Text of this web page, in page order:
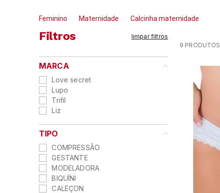
Feminino Maternidade Calcinha maternidade
Filtros limpar filtros
MARCA
Love secret
Lupo
Trifil
Liz
TIPO
COMPRESSÃO
GESTANTE
MODELADORA
BIQUÍNI
CALEÇON
9 PRODUTOS
hering